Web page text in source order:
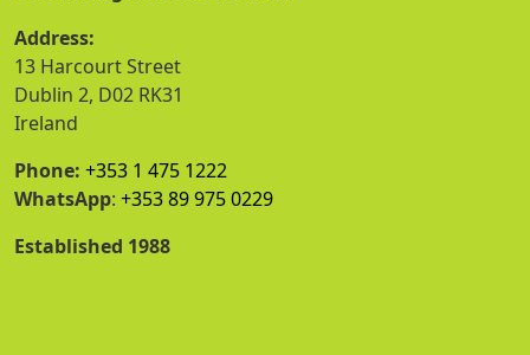
Address:
13 Harcourt Street
Dublin 2, D02 RK31
Ireland
Phone: +353 1 475 1222
WhatsApp: +353 89 975 0229
Established 1988